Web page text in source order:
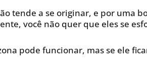
tende a se originar, e por uma
você não quer que eles se
pode funcionar, mas se ele